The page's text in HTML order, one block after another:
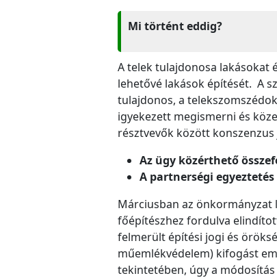
Mi történt eddig?
A telek tulajdonosa lakásokat
lehetővé lakások építését. A
tulajdonos, a
igyekezett megismerni és
résztvevők között
Az ügy közérthető
A partnerségi
Márciusban az önkormányzat
főépítészhez fordulva
felmerült építési jogi és
műemlékvédelem) kifogást
tekintetében, úgy a